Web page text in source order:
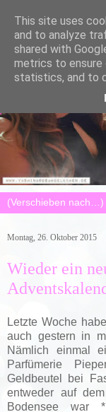
Montag, 26. Oktober 2015
Wieder ein
Letzte Woche
auch gestern in
Nämlich einmal
Parfümerie
Geldbeutel bei
entweder auf
Bodensee war
This site uses
and to analyze
shared with
metrics to ensure
statistics, and to